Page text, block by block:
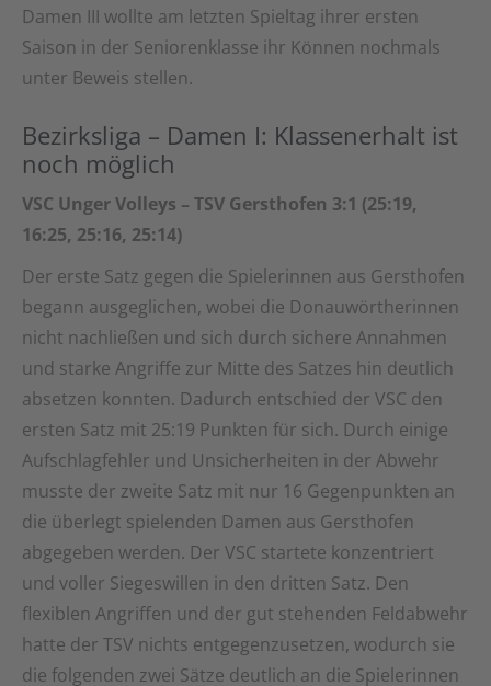
Damen III wollte am letzten Spieltag ihrer ersten
Saison in der Seniorenklasse ihr Können nochmals
unter Beweis stellen.
Bezirksliga – Damen I: Klassenerhalt ist
noch möglich
VSC Unger Volleys – TSV Gersthofen 3:1 (25:19,
16:25, 25:16, 25:14)
Der erste Satz gegen die Spielerinnen aus Gersthofen
begann ausgeglichen, wobei die Donauwörtherinnen
nicht nachließen und sich durch sichere Annahmen
und starke Angriffe zur Mitte des Satzes hin deutlich
absetzen konnten. Dadurch entschied der VSC den
ersten Satz mit 25:19 Punkten für sich. Durch einige
Aufschlagfehler und Unsicherheiten in der Abwehr
musste der zweite Satz mit nur 16 Gegenpunkten an
die überlegt spielenden Damen aus Gersthofen
abgegeben werden. Der VSC startete konzentriert
und voller Siegeswillen in den dritten Satz. Den
flexiblen Angriffen und der gut stehenden Feldabwehr
hatte der TSV nichts entgegenzusetzen, wodurch sie
die folgenden zwei Sätze deutlich an die Spielerinnen